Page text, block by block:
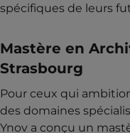
spécifiques de leurs
Mastère en
Strasbourg
Pour ceux qui
des domaines
Ynov a conçu un